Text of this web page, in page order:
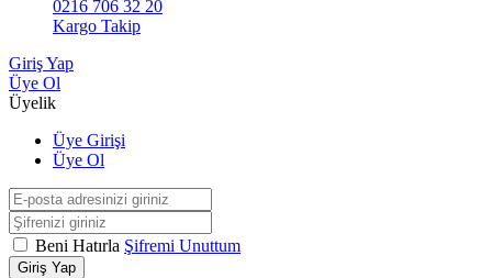
0216 706 32 20
Kargo Takip
Giriş Yap
Üye Ol
Üyelik
Üye Girişi
Üye Ol
Beni Hatırla Şifremi Unuttum
Giriş Yap